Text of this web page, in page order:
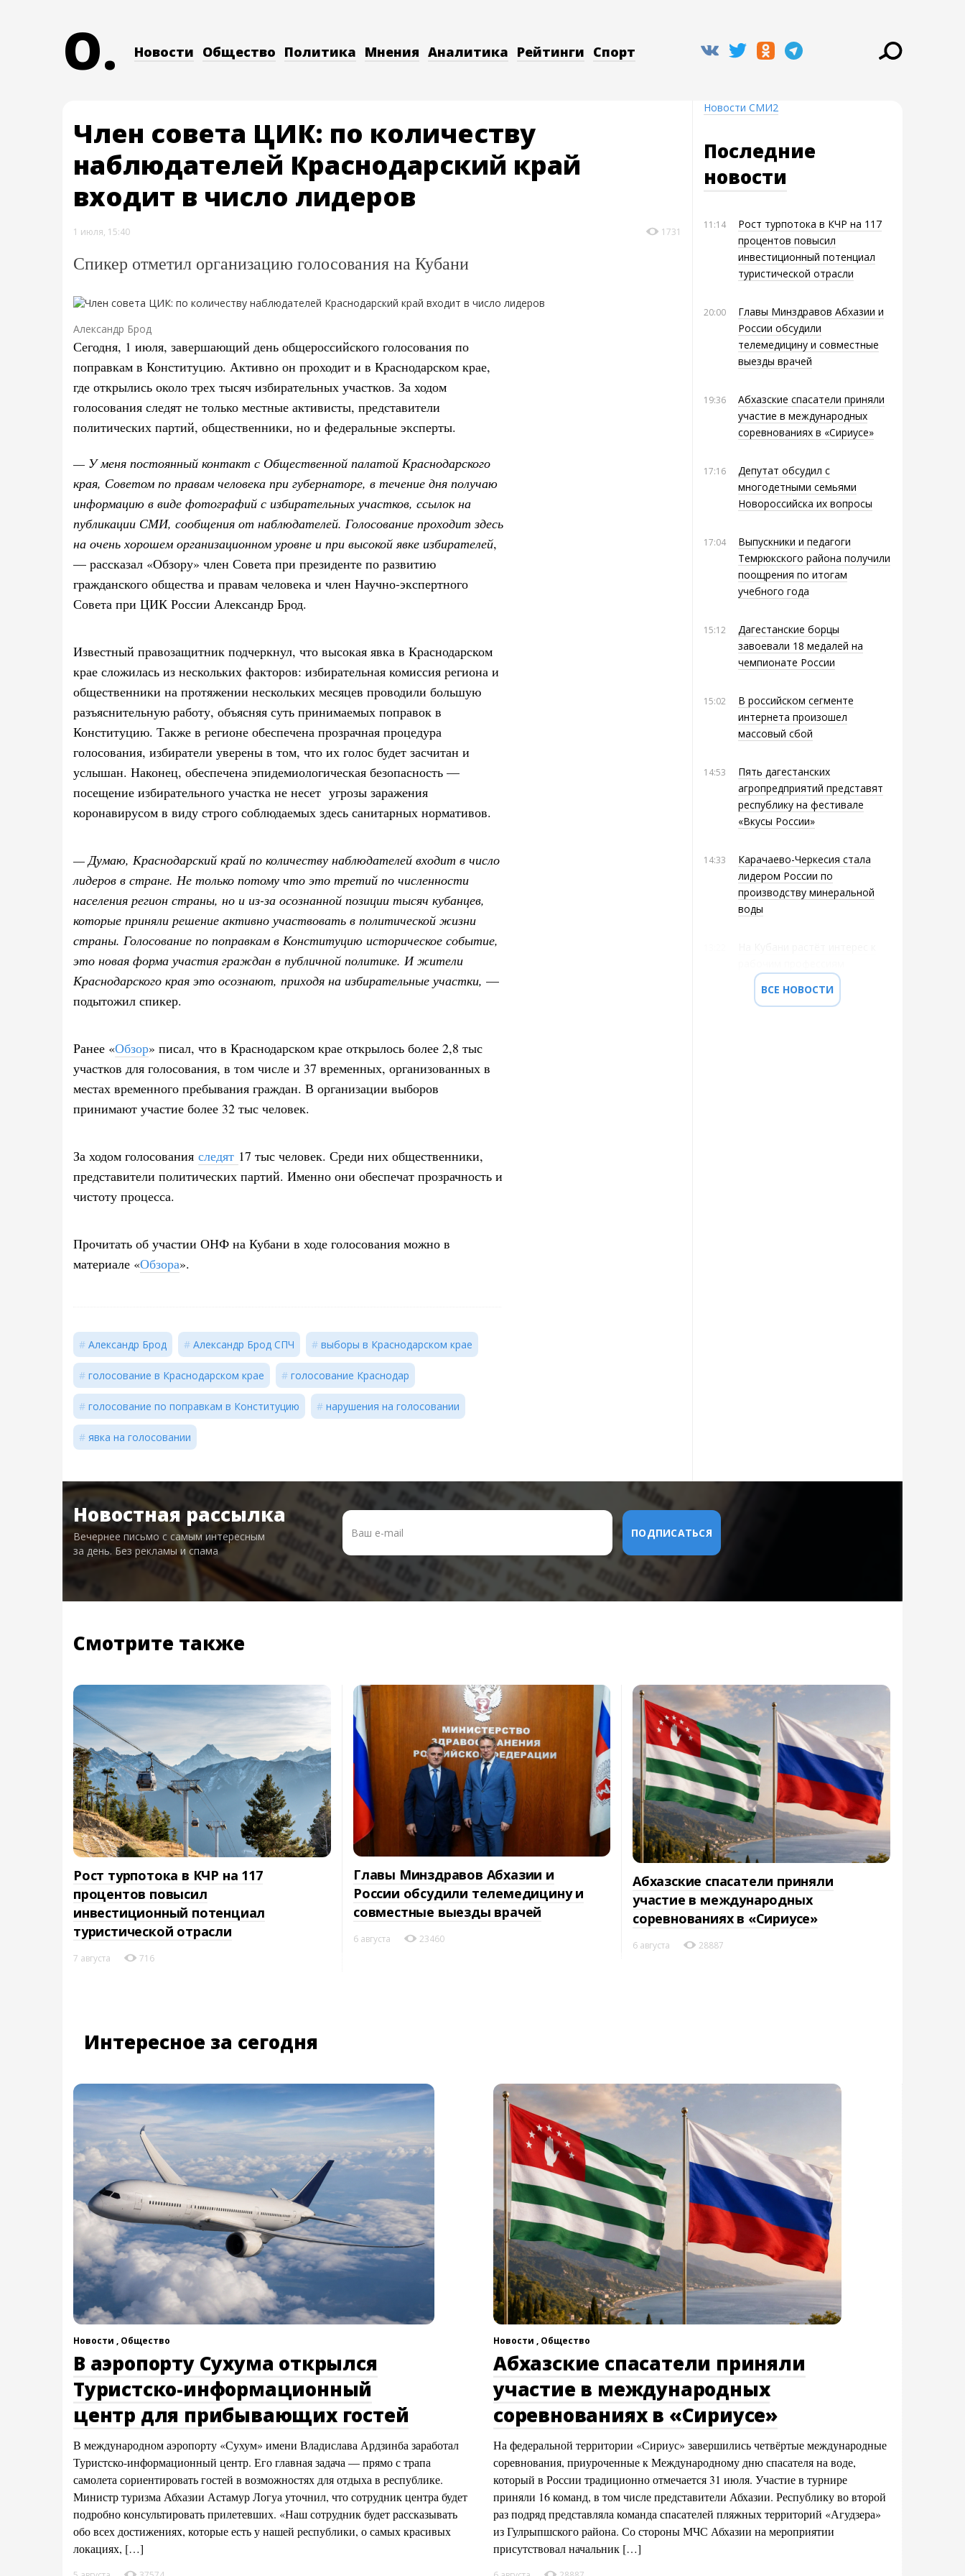
O. Новости Общество Политика Мнения Аналитика Рейтинги Спорт
Член совета ЦИК: по количеству
наблюдателей Краснодарский край
входит в число лидеров
1 июля, 15:40 1731
Спикер отметил организацию голосования на Кубани
Александр Брод
Сегодня, 1 июля, завершающий день общероссийского голосования по
поправкам в Конституцию. Активно он проходит и в Краснодарском крае,
где открылись около трех тысяч избирательных участков. За ходом
голосования следят не только местные активисты, представители
политических партий, общественники, но и федеральные эксперты.
— У меня постоянный контакт с Общественной палатой Краснодарского
края, Советом по правам человека при губернаторе, в течение дня получаю
информацию в виде фотографий с избирательных участков, ссылок на
публикации СМИ, сообщения от наблюдателей. Голосование проходит здесь
на очень хорошем организационном уровне и при высокой явке избирателей,
— рассказал «Обзору» член Совета при президенте по развитию
гражданского общества и правам человека и член Научно-экспертного
Совета при ЦИК России Александр Брод.
Известный правозащитник подчеркнул, что высокая явка в Краснодарском
крае сложилась из нескольких факторов: избирательная комиссия региона и
общественники на протяжении нескольких месяцев проводили большую
разъяснительную работу, объясняя суть принимаемых поправок в
Конституцию. Также в регионе обеспечена прозрачная процедура
голосования, избиратели уверены в том, что их голос будет засчитан и
услышан. Наконец, обеспечена эпидемиологическая безопасность —
посещение избирательного участка не несет угрозы заражения
коронавирусом в виду строго соблюдаемых здесь санитарных нормативов.
— Думаю, Краснодарский край по количеству наблюдателей входит в число
лидеров в стране. Не только потому что это третий по численности
населения регион страны, но и из-за осознанной позиции тысяч кубанцев,
которые приняли решение активно участвовать в политической жизни
страны. Голосование по поправкам в Конституцию историческое событие,
это новая форма участия граждан в публичной политике. И жители
Краснодарского края это осознают, приходя на избирательные участки, —
подытожил спикер.
Ранее «Обзор» писал, что в Краснодарском крае открылось более 2,8 тыс
участков для голосования, в том числе и 37 временных, организованных в
местах временного пребывания граждан. В организации выборов
принимают участие более 32 тыс человек.
За ходом голосования следят 17 тыс человек. Среди них общественники,
представители политических партий. Именно они обеспечат прозрачность и
чистоту процесса.
Прочитать об участии ОНФ на Кубани в ходе голосования можно в
материале «Обзора».
Александр Брод Александр Брод СПЧ выборы в Краснодарском крае
голосование в Краснодарском крае голосование Краснодар
голосование по поправкам в Конституцию нарушения на голосовании
явка на голосовании
Новости СМИ2
Последние
новости
11:14
Рост турпотока в КЧР на 117
процентов повысил
инвестиционный потенциал
туристической отрасли
20:00
Главы Минздравов Абхазии и
России обсудили
телемедицину и совместные
выезды врачей
19:36
Абхазские спасатели приняли
участие в международных
соревнованиях в «Сириусе»
17:16
Депутат обсудил с
многодетными семьями
Новороссийска их вопросы
17:04
Выпускники и педагоги
Темрюкского района получили
поощрения по итогам
учебного года
15:12
Дагестанские борцы
завоевали 18 медалей на
чемпионате России
15:02
В российском сегменте
интернета произошел
массовый сбой
14:53
Пять дагестанских
агропредприятий представят
республику на фестивале
«Вкусы России»
14:33
Карачаево-Черкесия стала
лидером России по
производству минеральной
воды
ВСЕ НОВОСТИ
Новостная рассылка
Вечернее письмо с самым интересным
за день. Без рекламы и спама
Смотрите также
Рост турпотока в КЧР на 117
процентов повысил
инвестиционный потенциал
туристической отрасли
7 августа 716
Главы Минздравов Абхазии и
России обсудили телемедицину и
совместные выезды врачей
6 августа 23460
Абхазские спасатели приняли
участие в международных
соревнованиях в «Сириусе»
6 августа 28887
Интересное за сегодня
Новости , Общество
В аэропорту Сухума открылся
Туристско-информационный
центр для прибывающих гостей
В международном аэропорту «Сухум» имени Владислава Ардзинба заработал
Туристско-информационный центр. Его главная задача — прямо с трапа
самолета сориентировать гостей в возможностях для отдыха в республике.
Министр туризма Абхазии Астамур Логуа уточнил, что сотрудник центра будет
подробно консультировать прилетевших. «Наш сотрудник будет рассказывать
обо всех достижениях, которые есть у нашей республики, о самых красивых
локациях, […]
Новости , Общество
Абхазские спасатели приняли
участие в международных
соревнованиях в «Сириусе»
На федеральной территории «Сириус» завершились четвёртые международные
соревнования, приуроченные к Международному дню спасателя на воде,
который в России традиционно отмечается 31 июля. Участие в турнире
приняли 16 команд, в том числе представители Абхазии. Республику во второй
раз подряд представляла команда спасателей пляжных территорий «Агудзера»
из Гулрыпшского района. Со стороны МЧС Абхазии на мероприятии
присутствовал начальник […]